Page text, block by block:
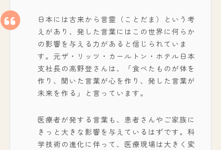
日本には古来から言霊（ことだま）という考
えがあり、発した言葉にはこの世界に何らか
の影響を与える力があると信じられていま
す。元ザ・リッツ・カールトン・ホテル日本
支社長の高野登さんは、「食べたものが体を
作り、聞いた言葉が心を作り、発した言葉が
未来を作る」と言っています。
医療者が発する言葉も、患者さんやご家族に
きっと大きな影響を与えているはずです。科
学技術の進化に伴って、医療現場は大きく変